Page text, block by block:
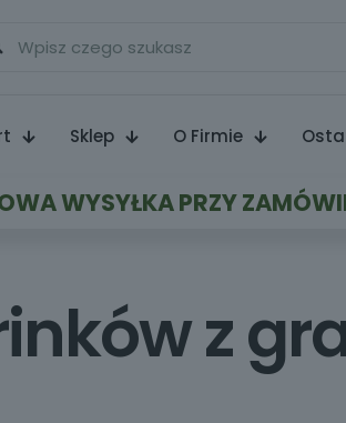
Sklep O Firmie
WYSYŁKA PRZY
z